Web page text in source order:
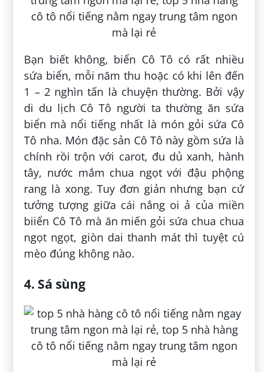
Bạn biết không, biển Cô Tô có rất nhiều
sứa biển, mỗi năm thu hoặc có khi lên đến
1 – 2 nghìn tấn là chuyện thường. Bởi vậy
di du lịch Cô Tô người ta thường ăn sứa
biển mà nổi tiếng nhất là món gỏi sứa Cô
Tô nha. Món đặc sản Cô Tô này gồm sứa là
chính rồi trộn với carot, đu dủ xanh, hành
tây, nước mắm chua ngọt với đậu phộng
rang là xong. Tuy đơn giản nhưng bạn cứ
tưởng tượng giữa cái nắng oi ả của miền
biiển Cô Tô mà ăn miến gỏi sứa chua chua
ngọt ngọt, giòn dai thanh mát thì tuyệt cú
mèo đúng không nào.
4. Sá sùng